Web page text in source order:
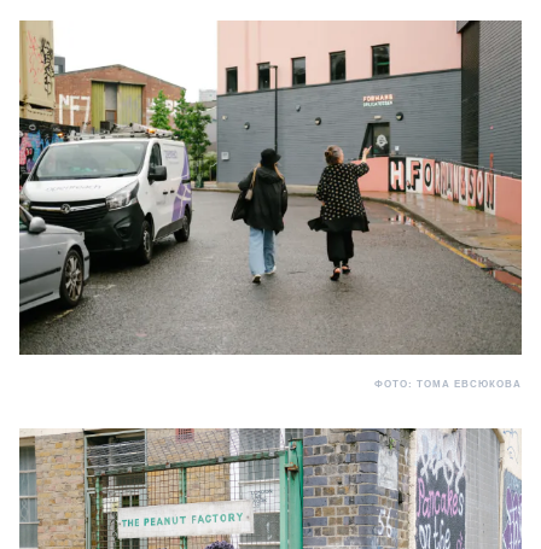
ФОТО: ТОМА ЕВСЮКОВА